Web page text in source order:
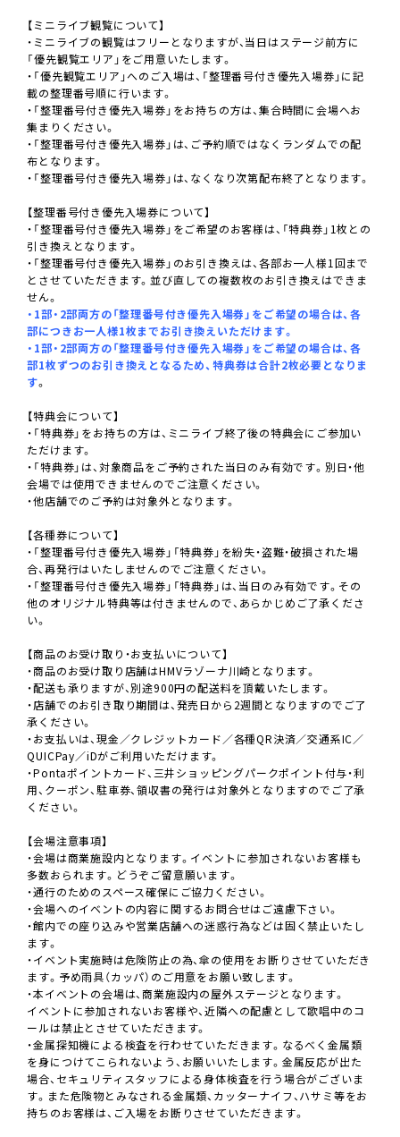
【ミニライブ観覧について】
・ミニライブの観覧はフリーとなりますが、当日はステージ前方に
「優先観覧エリア」をご用意いたします。
・「優先観覧エリア」へのご入場は、「整理番号付き優先入場券」に記
載の整理番号順に行います。
・「整理番号付き優先入場券」をお持ちの方は、集合時間に会場へお
集まりください。
・「整理番号付き優先入場券」は、ご予約順ではなくランダムでの配
布となります。
・「整理番号付き優先入場券」は、なくなり次第配布終了となります。
【整理番号付き優先入場券について】
・「整理番号付き優先入場券」をご希望のお客様は、「特典券」1枚との
引き換えとなります。
・「整理番号付き優先入場券」のお引き換えは、各部お一人様1回まで
とさせていただきます。並び直しての複数枚のお引き換えはできま
せん。
・1部・2部両方の「整理番号付き優先入場券」をご希望の場合は、各
部につきお一人様1枚までお引き換えいただけます。
・1部・2部両方の「整理番号付き優先入場券」をご希望の場合は、各
部1枚ずつのお引き換えとなるため、特典券は合計2枚必要となりま
す。
【特典会について】
・「特典券」をお持ちの方は、ミニライブ終了後の特典会にご参加い
ただけます。
・「特典券」は、対象商品をご予約された当日のみ有効です。別日・他
会場では使用できませんのでご注意ください。
・他店舗でのご予約は対象外となります。
【各種券について】
・「整理番号付き優先入場券」「特典券」を紛失・盗難・破損された場
合、再発行はいたしませんのでご注意ください。
・「整理番号付き優先入場券」「特典券」は、当日のみ有効です。その
他のオリジナル特典等は付きませんので、あらかじめご了承くださ
い。
【商品のお受け取り・お支払いについて】
・商品のお受け取り店舗はHMVラゾーナ川崎となります。
・配送も承りますが、別途900円の配送料を頂戴いたします。
・店舗でのお引き取り期間は、発売日から2週間となりますのでご了
承ください。
・お支払いは、現金／クレジットカード／各種QR決済／交通系IC／
QUICPay／iDがご利用いただけます。
・Pontaポイントカード、三井ショッピングパークポイント付与・利
用、クーポン、駐車券、領収書の発行は対象外となりますのでご了承
ください。
【会場注意事項】
・会場は商業施設内となります。イベントに参加されないお客様も
多数おられます。どうぞご留意願います。
・通行のためのスペース確保にご協力ください。
・会場へのイベントの内容に関するお問合せはご遠慮下さい。
・館内での座り込みや営業店舗への迷惑行為などは固く禁止いたし
ます。
・イベント実施時は危険防止の為、傘の使用をお断りさせていただき
ます。予め雨具（カッパ）のご用意をお願い致します。
・本イベントの会場は、商業施設内の屋外ステージとなります。
イベントに参加されないお客様や、近隣への配慮として歌唱中のコ
ールは禁止とさせていただきます。
・金属探知機による検査を行わせていただきます。なるべく金属類
を身につけてこられないよう、お願いいたします。金属反応が出た
場合、セキュリティスタッフによる身体検査を行う場合がございま
す。また危険物とみなされる金属類、カッターナイフ、ハサミ等をお
持ちのお客様は、ご入場をお断りさせていただきます。